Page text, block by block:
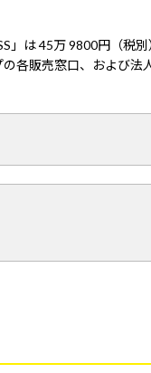
」は 45万 9800円（税別
各販売窓口、および法